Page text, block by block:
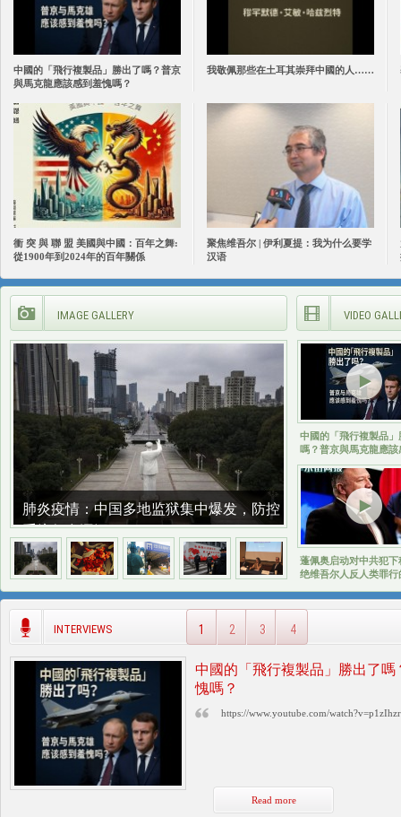
中國的「飛行複製品」勝出了嗎？普京
與馬克龍應該感到羞愧嗎？
我敬佩那些在土耳其崇拜中國的人……
衝 突 與 聯 盟 美國與中國：百年之舞:
從1900年到2024年的百年關係
聚焦维吾尔 | 伊利夏提：我为什么要学
汉语
IMAGE GALLERY
肺炎疫情：中国多地监狱集中爆发，防控
系统仍存漏洞
VIDEO
中國的「飛行複製品」
嗎？普京與馬克龍應該
愧嗎？
蓬佩奥启动对中共犯下
绝维吾尔人反人类罪行
入的？五族共和为基础
中国法理基础还在？|
INTERVIEWS 1 2 3 4
中國的「飛行複製品」勝出了
愧嗎？
https://www.youtube.com/
Read more